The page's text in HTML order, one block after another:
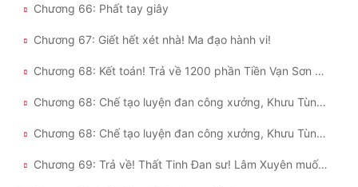
Chương 66: Phất tay giây
Chương 67: Giết hết xét nhà! Ma đạo hành vi!
Chương 68: Kết toán! Trả về 1200 phần Tiền Vạn Sơn bản nguyên! (tâm tình hảo tăng thêm)
Chương 68: Chế tạo luyện đan công xưởng, Khưu Tùng lần đầu tiên giảng bài (1)
Chương 68: Chế tạo luyện đan công xưởng, Khưu Tùng lần đầu tiên giảng bài (2)
Chương 69: Trả về! Thất Tinh Đan sư! Lâm Xuyên muốn thăng võ đạo học phủ!